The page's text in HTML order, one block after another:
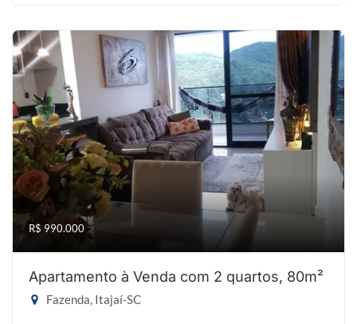
R$ 990.000
Apartamento à Venda com 2 quartos, 80m²
Fazenda, Itajaí-SC